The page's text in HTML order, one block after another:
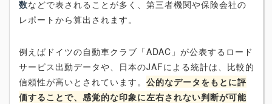
数などで表されることが多く、第三者機関や保険会社の
レポートから算出されます。
例えばドイツの自動車クラブ「ADAC」が公表するロード
サービス出動データや、日本のJAFによる統計は、比較的
信頼性が高いとされています。 公的なデータをもとに評
価することで、感覚的な印象に左右されない判断が可能